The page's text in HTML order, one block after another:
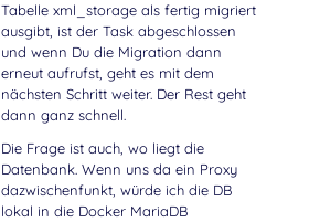
Tabelle xml_storage als fertig migriert
ausgibt, ist der Task abgeschlossen
und wenn Du die Migration dann
erneut aufrufst, geht es mit dem
nächsten Schritt weiter. Der Rest geht
dann ganz schnell.
Die Frage ist auch, wo liegt die
Datenbank. Wenn uns da ein Proxy
dazwischenfunkt, würde ich die DB
lokal in die Docker MariaDB